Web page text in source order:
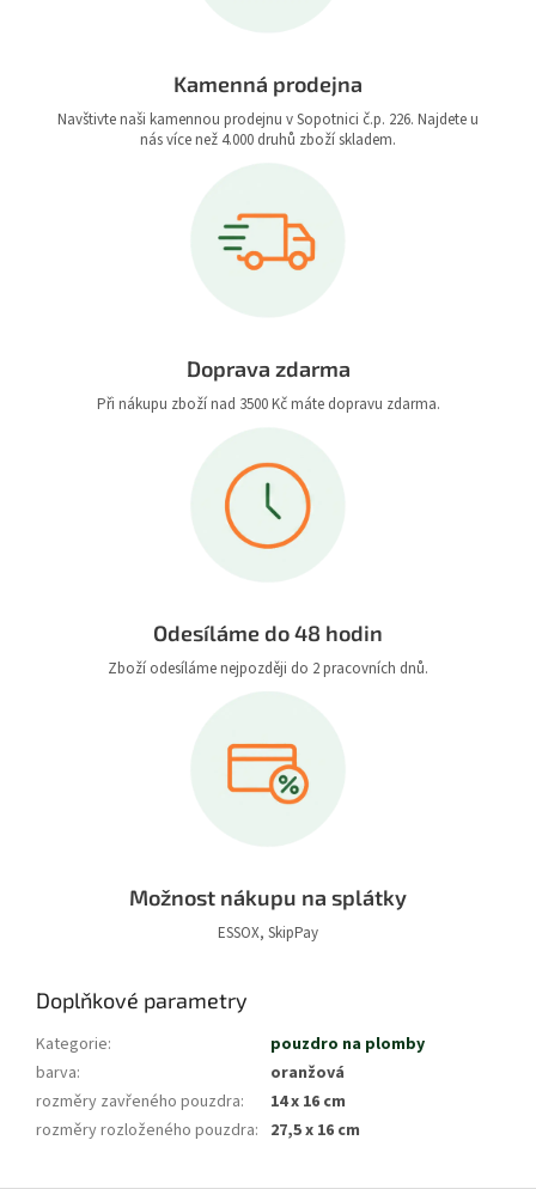
Kamenná prodejna
Navštivte naši kamennou prodejnu v Sopotnici č.p. 226. Najdete u
nás více než 4.000 druhů zboží skladem.
Doprava zdarma
Při nákupu zboží nad 3500 Kč máte dopravu zdarma.
Odesíláme do 48 hodin
Zboží odesíláme nejpozději do 2 pracovních dnů.
Možnost nákupu na splátky
ESSOX, SkipPay
Doplňkové parametry
Kategorie:
pouzdro na plomby
barva:
oranžová
rozměry zavřeného pouzdra:
14 x 16 cm
rozměry rozloženého pouzdra: 27,5 x 16 cm